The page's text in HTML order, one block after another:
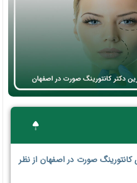
صورت در اصفهان از نظر